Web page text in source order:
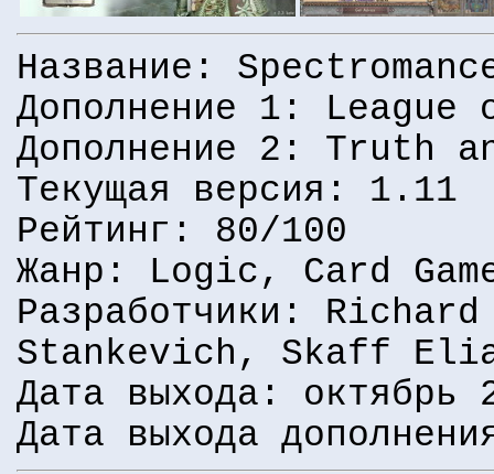
Название:
Дополнение 1: League
Дополнение 2: Truth
Текущая версия: 1.11
Рейтинг: 80/100
Жанр: Logic, Card
Разработчики:
Stankevich, Skaff
Дата выхода: октябрь
Дата выхода